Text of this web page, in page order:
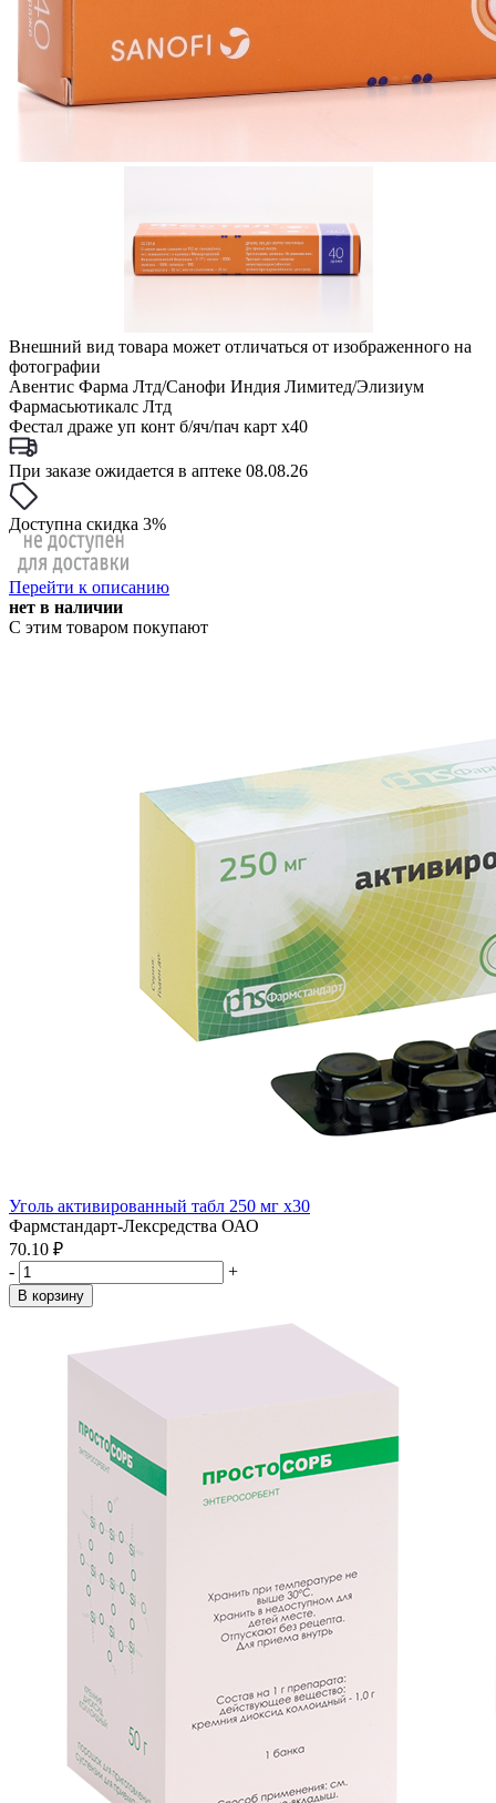
Внешний вид товара может отличаться от изображенного на
фотографии
Авентис Фарма Лтд/Санофи Индия Лимитед/Элизиум
Фармасьютикалс Лтд
Фестал драже уп конт б/яч/пач карт x40
При заказе ожидается в аптеке 08.08.26
Доступна скидка 3%
Перейти к описанию
нет в наличии
С этим товаром покупают
Уголь активированный табл 250 мг x30
Фармстандарт-Лексредства ОАО
70.10 ₽
-
+
В корзину